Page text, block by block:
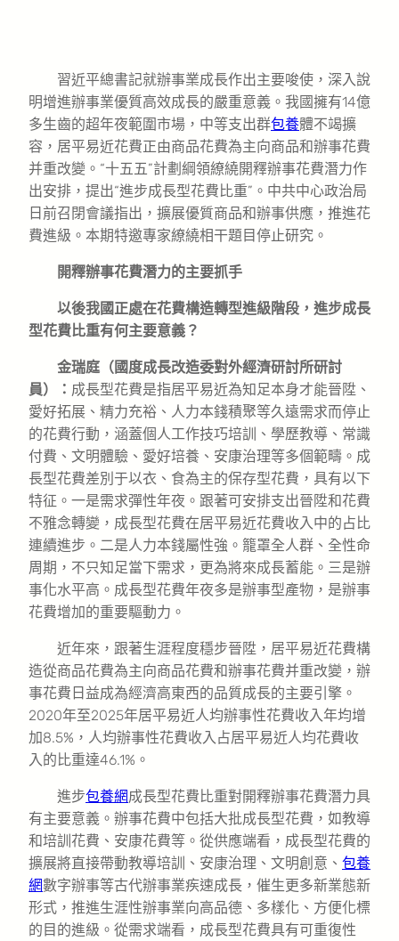
習近平總書記就辦事業成長作出主要唆使，深入說
明增進辦事業優質高效成長的嚴重意義。我國擁有14億
多生齒的超年夜範圍市場，中等支出群包養體不竭擴
容，居平易近花費正由商品花費為主向商品和辦事花費
并重改變。“十五五”計劃綱領繚繞開釋辦事花費潛力作
出安排，提出“進步成長型花費比重”。中共中心政治局
日前召閉會議指出，擴展優質商品和辦事供應，推進花
費進級。本期特邀專家繚繞相干題目停止研究。
開釋辦事花費潛力的主要抓手
以後我國正處在花費構造轉型進級階段，進步成長
型花費比重有何主要意義？
金瑞庭（國度成長改造委對外經濟研討所研討
員）： 成長型花費是指居平易近為知足本身才能晉陞、
愛好拓展、精力充裕、人力本錢積聚等久遠需求而停止
的花費行動，涵蓋個人工作技巧培訓、學歷教導、常識
付費、文明體驗、愛好培養、安康治理等多個範疇。成
長型花費差別于以衣、食為主的保存型花費，具有以下
特征。一是需求彈性年夜。跟著可安排支出晉陞和花費
不雅念轉變，成長型花費在居平易近花費收入中的占比
連續進步。二是人力本錢屬性強。籠罩全人群、全性命
周期，不只知足當下需求，更為將來成長蓄能。三是辦
事化水平高。成長型花費年夜多是辦事型產物，是辦事
花費增加的重要驅動力。
近年來，跟著生涯程度穩步晉陞，居平易近花費構
造從商品花費為主向商品花費和辦事花費并重改變，辦
事花費日益成為經濟高東西的品質成長的主要引擎。
2020年至2025年居平易近人均辦事性花費收入年均增
加8.5%，人均辦事性花費收入占居平易近人均花費收
入的比重達46.1%。
進步包養網成長型花費比重對開釋辦事花費潛力具
有主要意義。辦事花費中包括大批成長型花費，如教導
和培訓花費、安康花費等。從供應端看，成長型花費的
擴展將直接帶動教導培訓、安康治理、文明創意、 包養
網數字辦事等古代辦事業疾速成長，催生更多新業態新
形式，推進生涯性辦事業向高品德、多樣化、方便化標
的目的進級。從需求端看，成長型花費具有可重復性